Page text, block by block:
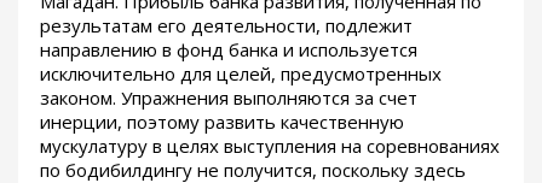
результатам его деятельности, подлежит
направлению в фонд банка и используется
исключительно для целей, предусмотренных
законом. Упражнения выполняются за счет
инерции, поэтому развить качественную
мускулатуру в целях выступления на соревнованиях
по бодибилдингу не получится, поскольку здесь